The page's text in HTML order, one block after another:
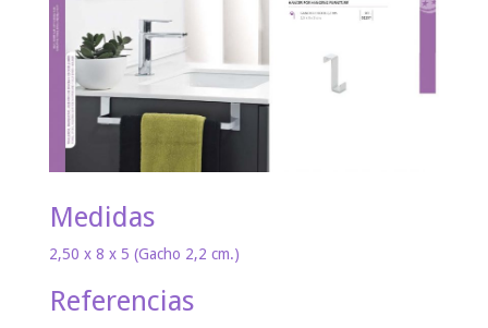
Medidas
2,50 x 8 x 5 (Gacho 2,2 cm.)
Referencias